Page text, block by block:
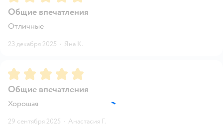
Общие впечатления
Отличные
23 декабря 2025 · Яна К.
Рейтинг:5
Общие впечатления
Хорошая
29 сентября 2025 · Анастасия Г.